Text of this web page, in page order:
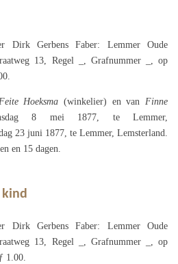
Dirk Gerbens Faber: Lemmer Oude
13, Regel _, Grafnummer _, op
Hoeksma (winkelier) en vanFinne
8 mei 1877, te Lemmer,
23 juni 1877, te Lemmer, Lemsterland.
en 15 dagen.
kind
Dirk Gerbens Faber: Lemmer Oude
13, Regel _, Grafnummer _, op
1.00.